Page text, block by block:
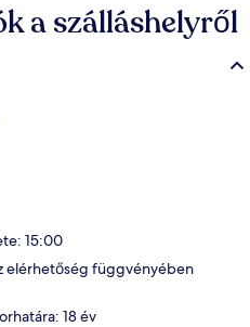
6 perc séta.
a szálláshelyről
15:00
elérhetőség függvényében
18 év